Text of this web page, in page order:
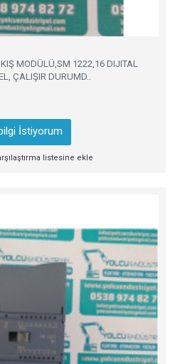
MODÜLÜ,SM 1222,16 DIJITAL
ÇALIŞIR DURUMD..
İstiyorum
listesine ekle